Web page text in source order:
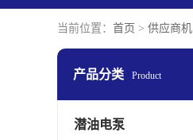
当前位置： 首页 > 供应商机
产品分类 Product
潜油电泵